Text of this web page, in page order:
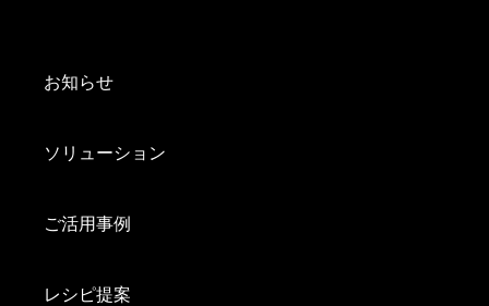
お知らせ
ソリューション
ご活用事例
レシピ提案